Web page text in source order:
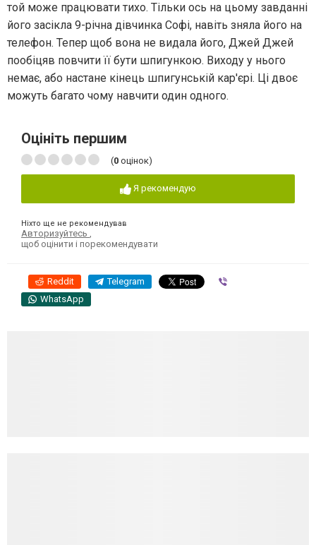
той може працювати тихо. Тільки ось на цьому завданні
його засікла 9-річна дівчинка Софі, навіть зняла його на
телефон. Тепер щоб вона не видала його, Джей Джей
пообіцяв повчити її бути шпигункою. Виходу у нього
немає, або настане кінець шпигунській кар'єрі. Ці двоє
можуть багато чому навчити один одного.
Оцініть першим
(0 оцінок)
Я рекомендую
Ніхто ще не рекомендував
Авторизуйтесь
щоб оцінити і порекомендувати
Reddit Telegram
WhatsApp